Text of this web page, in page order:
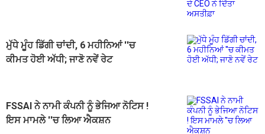
ਮੁੱਧੇ ਮੂੰਹ ਡਿੱਗੀ ਚਾਂਦੀ, 6 ਮਹੀਨਿਆਂ ''ਚ
ਕੀਮਤ ਹੋਈ ਅੱਧੀ; ਜਾਣੋ ਨਵੇਂ ਰੇਟ
FSSAI ਨੇ ਨਾਮੀ ਕੰਪਨੀ ਨੂੰ ਭੇਜਿਆ ਨੋਟਿਸ !
ਇਸ ਮਾਮਲੇ ''ਚ ਲਿਆ ਐਕਸ਼ਨ